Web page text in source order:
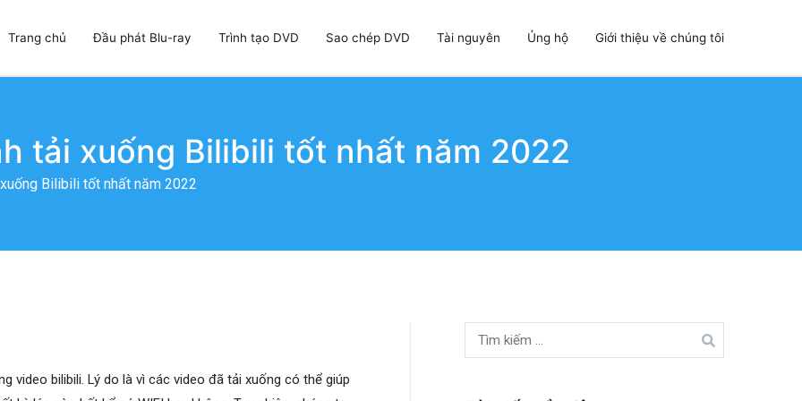
DVD & Trình sao chép DVD tốt nhất
Trang chủ Đầu phát Blu-ray Trình tạo DVD Sao chép DVD Tài nguyên Ủng hộ Giới thiệu về chúng tôi
tải xuống Bilibili tốt nhất năm 2022
Bilibili tốt nhất năm 2022
video bilibili. Lý do là vì các video đã tải xuống có thể giúp
Tìm
kiếm: